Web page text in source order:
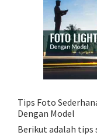
Tips Foto
Dengan Model
Berikut adalah tips